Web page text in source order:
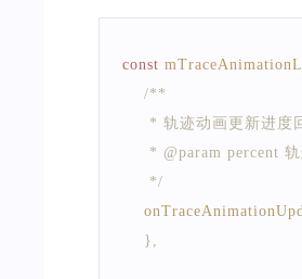
const
/**
* 轨迹动画更新进度
* @param percent
     */
} ,